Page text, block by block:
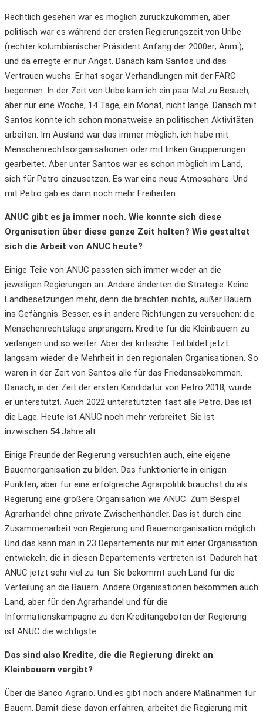
Rechtlich gesehen war es möglich zurückzukommen, aber
politisch war es während der ersten Regierungszeit von Uribe
(rechter kolumbianischer Präsident Anfang der 2000er; Anm.),
und da erregte er nur Angst. Danach kam Santos und das
Vertrauen wuchs. Er hat sogar Verhandlungen mit der FARC
begonnen. In der Zeit von Uribe kam ich ein paar Mal zu Besuch,
aber nur eine Woche, 14 Tage, ein Monat, nicht lange. Danach mit
Santos konnte ich schon monatweise an politischen Aktivitäten
arbeiten. Im Ausland war das immer möglich, ich habe mit
Menschenrechtsorganisationen oder mit linken Gruppierungen
gearbeitet. Aber unter Santos war es schon möglich im Land,
sich für Petro einzusetzen. Es war eine neue Atmosphäre. Und
mit Petro gab es dann noch mehr Freiheiten.
ANUC gibt es ja immer noch. Wie konnte sich diese
Organisation über diese ganze Zeit halten? Wie gestaltet
sich die Arbeit von ANUC heute?
Einige Teile von ANUC passten sich immer wieder an die
jeweiligen Regierungen an. Andere änderten die Strategie. Keine
Landbesetzungen mehr, denn die brachten nichts, außer Bauern
ins Gefängnis. Besser, es in andere Richtungen zu versuchen: die
Menschenrechtslage anprangern, Kredite für die Kleinbauern zu
verlangen und so weiter. Aber der kritische Teil bildet jetzt
langsam wieder die Mehrheit in den regionalen Organisationen. So
waren in der Zeit von Santos alle für das Friedensabkommen.
Danach, in der Zeit der ersten Kandidatur von Petro 2018, wurde
er unterstützt. Auch 2022 unterstützten fast alle Petro. Das ist
die Lage. Heute ist ANUC noch mehr verbreitet. Sie ist
inzwischen 54 Jahre alt.
Einige Freunde der Regierung versuchten auch, eine eigene
Bauernorganisation zu bilden. Das funktionierte in einigen
Punkten, aber für eine erfolgreiche Agrarpolitik brauchst du als
Regierung eine größere Organisation wie ANUC. Zum Beispiel
Agrarhandel ohne private Zwischenhändler. Das ist durch eine
Zusammenarbeit von Regierung und Bauernorganisation möglich.
Und das kann man in 23 Departements nur mit einer Organisation
entwickeln, die in diesen Departements vertreten ist. Dadurch hat
ANUC jetzt sehr viel zu tun. Sie bekommt auch Land für die
Verteilung an die Bauern. Andere Organisationen bekommen auch
Land, aber für den Agrarhandel und für die
Informationskampagne zu den Kreditangeboten der Regierung
ist ANUC die wichtigste.
Das sind also Kredite, die die Regierung direkt an
Kleinbauern vergibt?
Über die Banco Agrario. Und es gibt noch andere Maßnahmen für
Bauern. Damit diese davon erfahren, arbeitet die Regierung mit